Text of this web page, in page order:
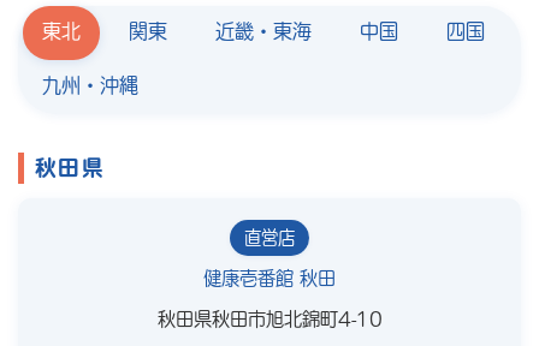
東北 関東 近畿・東海 中国
四国
九州・沖縄
秋田県
直営店
健康壱番館 秋田
秋田県秋田市旭北錦町4-10